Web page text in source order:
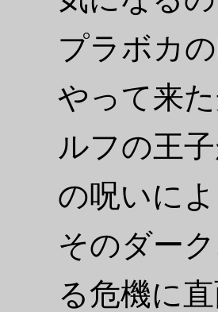
プラボカ
やって来
ルフの王
の呪いに
そのダー
る危機に